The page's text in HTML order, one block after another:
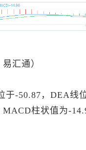
汇通）
于-50.87，DEA线
柱状值为-